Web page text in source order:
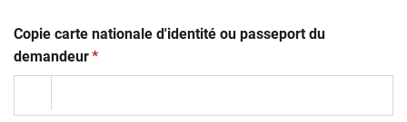
Copie carte nationale d'identité ou passeport du
demandeur(obligatoire)
*